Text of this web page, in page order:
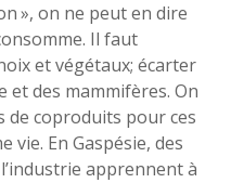
», on ne peut en dire
Il faut
et végétaux; écarter
et des mammifères. On
de coproduits pour ces
vie. En Gaspésie, des
apprennent à